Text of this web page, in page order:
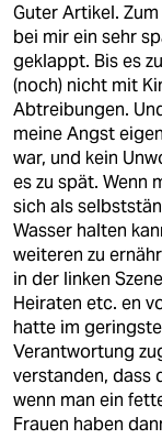
Guter Artikel.
bei mir ein sehr
geklappt. Bis es
(noch) nicht mit
Abtreibungen.
meine Angst
war, und kein
es zu spät. Wenn
sich als
Wasser halten
weiteren zu
in der linken
Heiraten etc. en
hatte im
Verantwortung
verstanden, dass
wenn man ein
Frauen haben